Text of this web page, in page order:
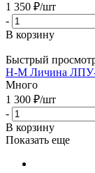
1 350 ₽/шт
-
В корзину
Быстрый
Н-М Личина ЛПУ-
Много
1 300 ₽/шт
-
В корзину
Показать еще